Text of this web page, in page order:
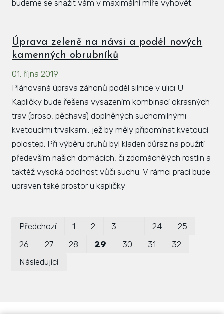
budeme se snažit vám v maximální míře vyhovět.
Úprava zeleně na návsi a podél nových
kamenných obrubníků
01. října 2019
Plánovaná úprava záhonů podél silnice v ulici U
Kapličky bude řešena vysazením kombinací okrasných
trav (proso, pěchava) doplněných suchomilnými
kvetoucími trvalkami, jež by měly připomínat kvetoucí
polostep. Při výběru druhů byl kladen důraz na použití
především našich domácích, či zdomácnělých rostlin a
taktéž vysoká odolnost vůči suchu. V rámci prací bude
upraven také prostor u kapličky
Předchozí 1 2 3 24
25
26
27 28 29 30 31
32
Následující